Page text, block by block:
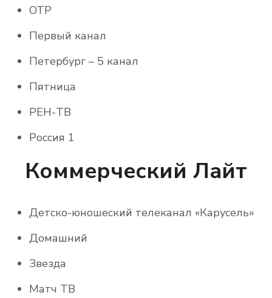
ОТР
Первый канал
Петербург – 5 канал
Пятница
РЕН-ТВ
Россия 1
Россия 24
СПАС
СТС
ТВ ЦЕНТР – Москва
ТВ3
Коммерческий Лайт
Детско-юношеский телеканал «Карусель»
Домашний
Звезда
Матч ТВ